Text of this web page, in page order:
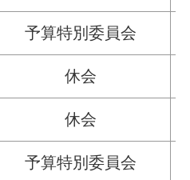
予算特別委員会
休会
休会
予算特別委員会